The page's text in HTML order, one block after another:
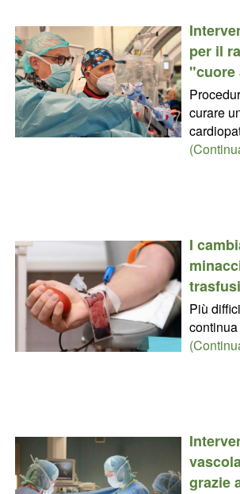
per il
"cuore
curare
I
Più
grazie